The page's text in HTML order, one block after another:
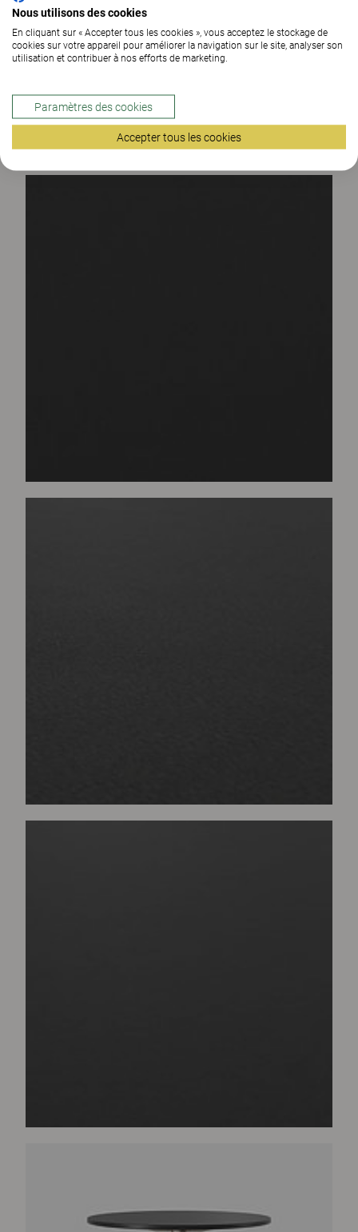
Nous utilisons des cookies
En cliquant sur « Accepter tous les cookies », vous acceptez le stockage de
cookies sur votre appareil pour améliorer la navigation sur le site, analyser son
utilisation et contribuer à nos efforts de marketing.
Paramètres des cookies
Accepter tous les cookies